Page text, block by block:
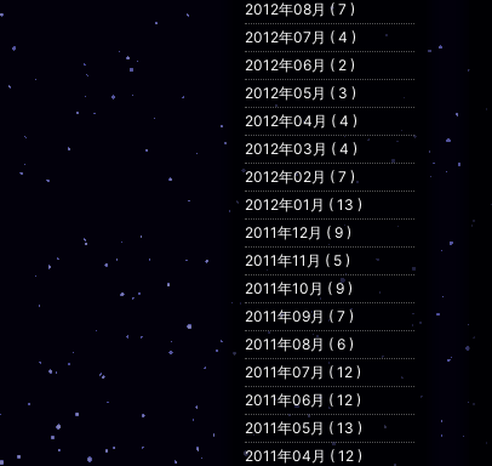
2012年08月 ( 7 )
2012年07月 ( 4 )
2012年06月 ( 2 )
2012年05月 ( 3 )
2012年04月 ( 4 )
2012年03月 ( 4 )
2012年02月 ( 7 )
2012年01月 ( 13 )
2011年12月 ( 9 )
2011年11月 ( 5 )
2011年10月 ( 9 )
2011年09月 ( 7 )
2011年08月 ( 6 )
2011年07月 ( 12 )
2011年06月 ( 12 )
2011年05月 ( 13 )
2011年04月 ( 12 )